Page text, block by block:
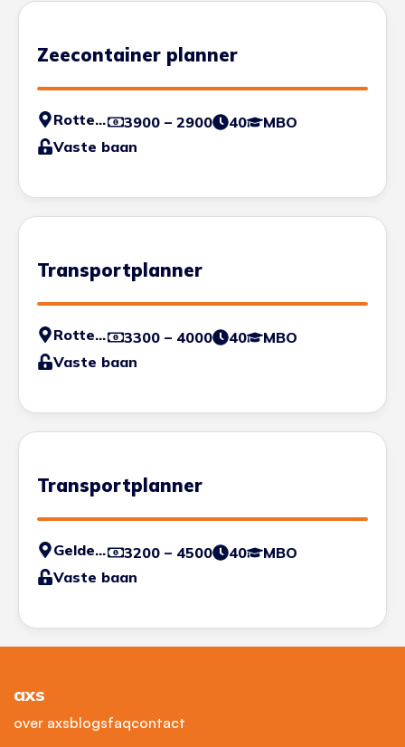
Zeecontainer planner
Rotterdam 3900 – 2900 40
MBO
Vaste baan
Transportplanner
Rotterdam 3300 – 4000 40
MBO
Vaste baan
Transportplanner
Geldermalsen 3200 – 4500 40
MBO
Vaste baan
axs
over axsblogsfaqcontact